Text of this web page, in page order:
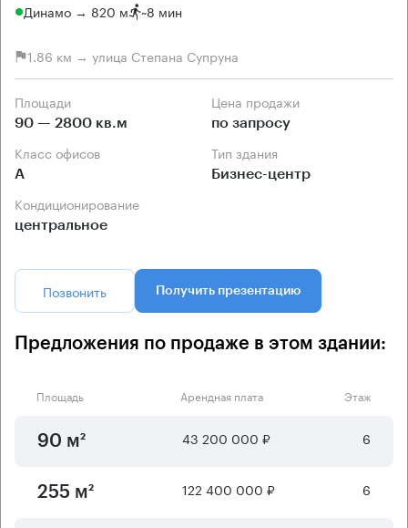
Динамо → 820 м ~8 мин
1.86 км → улица Степана Супруна
Площади
90 — 2800 кв.м
Цена продажи
по запросу
Класс офисов
А
Тип здания
Бизнес-центр
Кондиционирование
центральное
Позвонить Получить презентацию
Предложения по продаже в этом здании:
Площадь Арендная плата Этаж
90 м² 43 200 000 ₽ 6
255 м² 122 400 000 ₽ 6